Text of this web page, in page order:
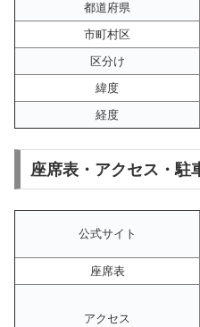
都道府県
市町村区
区分け
緯度
経度
座席表・アクセス・駐
公式サイト
座席表
アクセス